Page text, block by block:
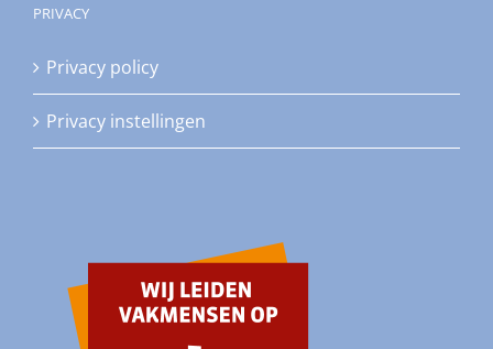
PRIVACY
Privacy policy
Privacy instellingen